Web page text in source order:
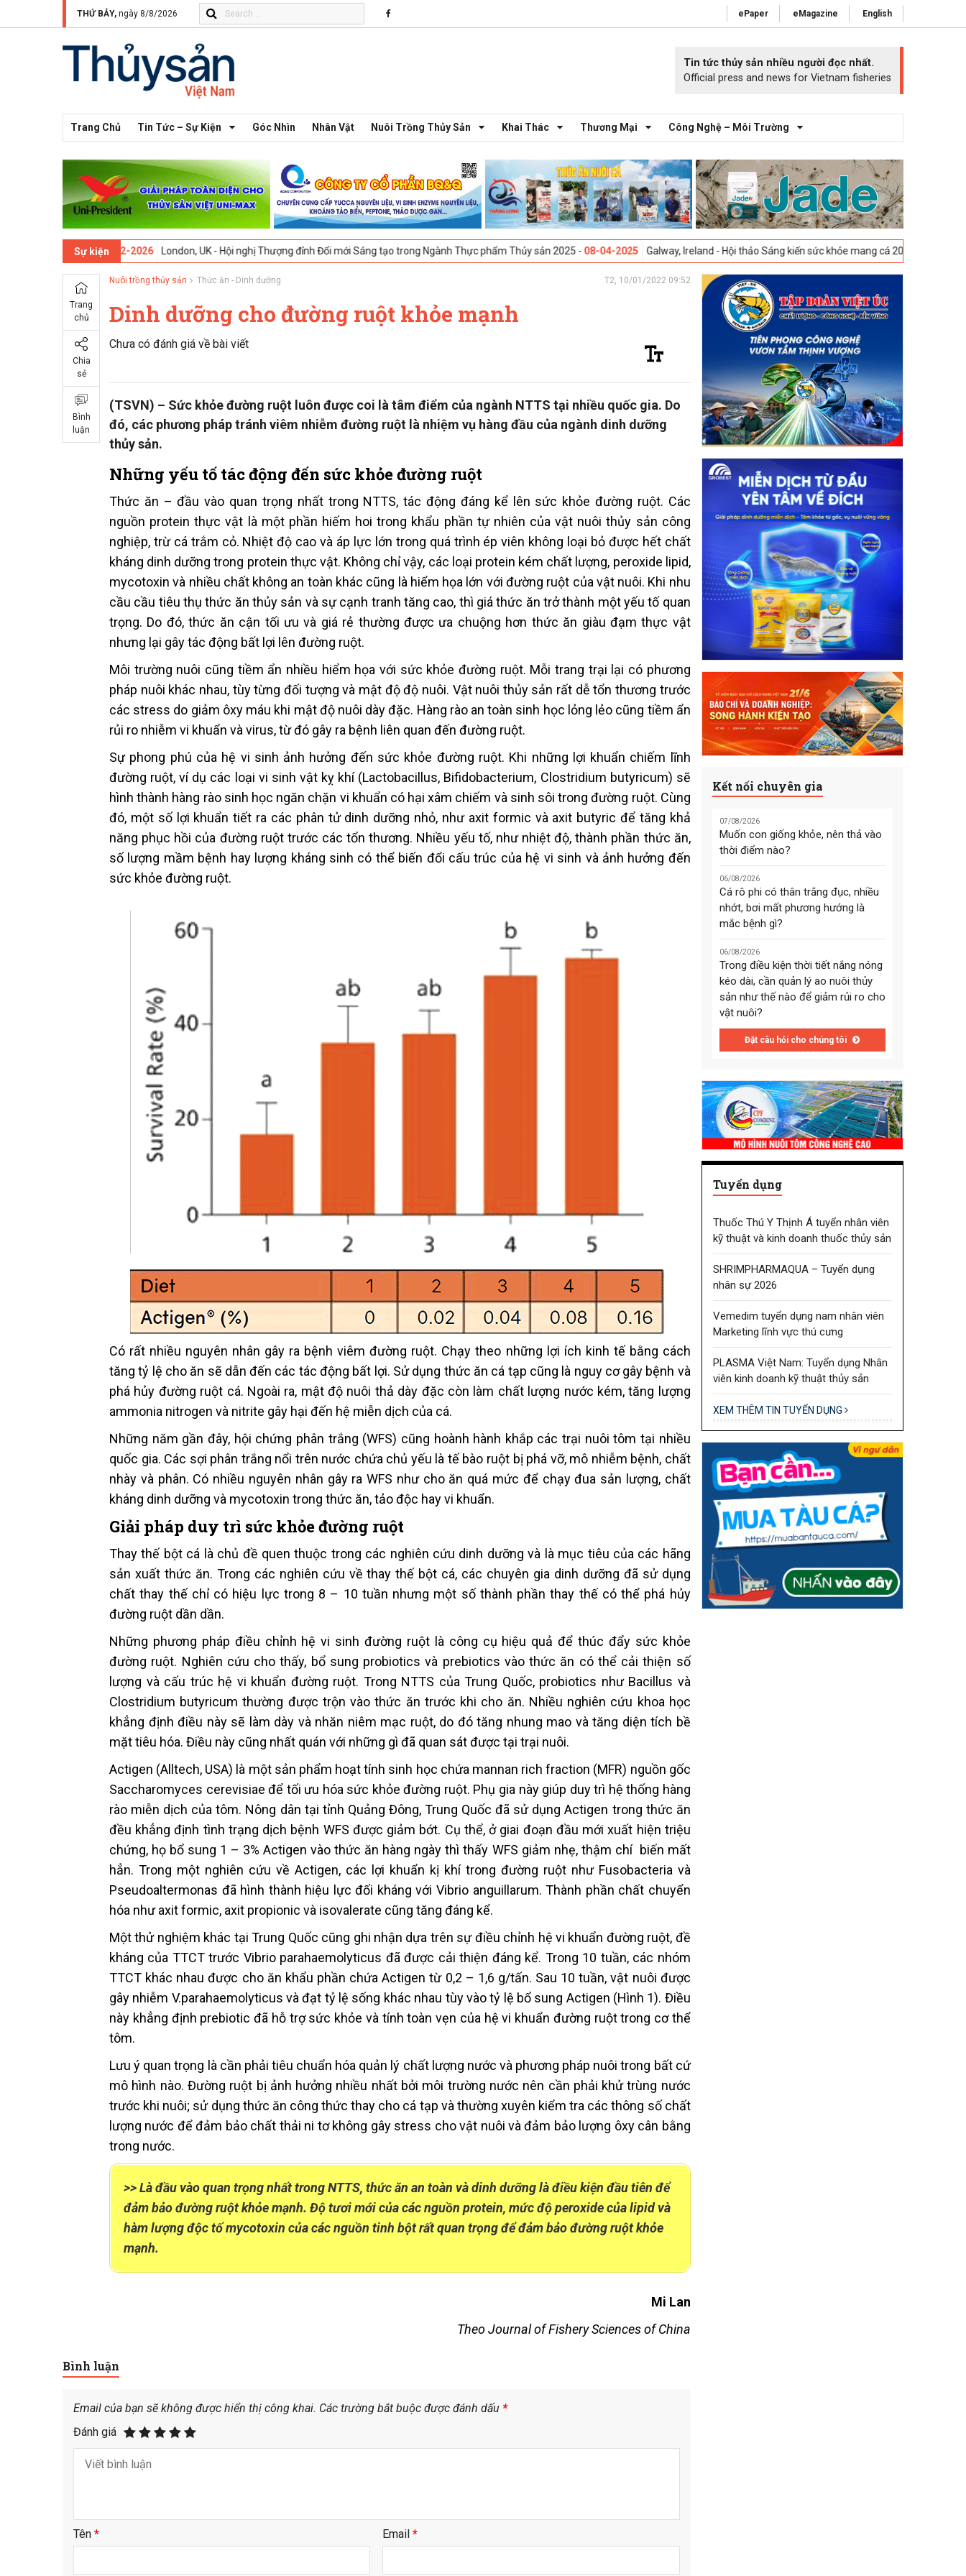
THỨ BẢY, ngày 8/8/2026 ePaper eMagazine English
Tin tức thủy sản nhiều người đọc nhất.
Official press and news for Vietnam fisheries
Trang Chủ Tin Tức – Sự Kiện Góc Nhìn Nhân Vật Nuôi Trồng Thủy Sản Khai Thác Thương Mại Công Nghệ – Môi Trường
Sự kiện
London, UK - Hội nghị Thượng đỉnh Đổi mới Sáng tạo trong Ngành Thực phẩm Thủy sản 2025 -08-04-2025 Galway, Ireland - Hội thảo Sáng kiến sức khỏe mang cá 2025 -23-04-2025 Vigo, Tây
Trang
chủ
Chia
sẻ
Bình
luận
Nuôi trồng thủy sản Thức ăn - Dinh dưỡng T2, 10/01/2022 09:52
Dinh dưỡng cho đường ruột khỏe mạnh
Chưa có đánh giá về bài viết
(TSVN) – Sức khỏe đường ruột luôn được coi là tâm điểm của ngành NTTS tại nhiều quốc gia. Do
đó, các phương pháp tránh viêm nhiễm đường ruột là nhiệm vụ hàng đầu của ngành dinh dưỡng
thủy sản.
Những yếu tố tác động đến sức khỏe đường ruột
Thức ăn – đầu vào quan trọng nhất trong NTTS, tác động đáng kể lên sức khỏe đường ruột. Các
nguồn protein thực vật là một phần hiếm hoi trong khẩu phần tự nhiên của vật nuôi thủy sản công
nghiệp, trừ cá trắm cỏ. Nhiệt độ cao và áp lực lớn trong quá trình ép viên không loại bỏ được hết chất
kháng dinh dưỡng trong protein thực vật. Không chỉ vậy, các loại protein kém chất lượng, peroxide lipid,
mycotoxin và nhiều chất không an toàn khác cũng là hiểm họa lớn với đường ruột của vật nuôi. Khi nhu
cầu cầu tiêu thụ thức ăn thủy sản và sự cạnh tranh tăng cao, thì giá thức ăn trở thành một yếu tố quan
trọng. Do đó, thức ăn cận tối ưu và giá rẻ thường được ưa chuộng hơn thức ăn giàu đạm thực vật
nhưng lại gây tác động bất lợi lên đường ruột.
Môi trường nuôi cũng tiềm ẩn nhiều hiểm họa với sức khỏe đường ruột. Mỗi trang trại lại có phương
pháp nuôi khác nhau, tùy từng đối tượng và mật độ độ nuôi. Vật nuôi thủy sản rất dễ tổn thương trước
các stress do giảm ôxy máu khi mật độ nuôi dày đặc. Hàng rào an toàn sinh học lỏng lẻo cũng tiềm ẩn
rủi ro nhiễm vi khuẩn và virus, từ đó gây ra bệnh liên quan đến đường ruột.
Sự phong phú của hệ vi sinh ảnh hưởng đến sức khỏe đường ruột. Khi những lợi khuẩn chiếm lĩnh
đường ruột, ví dụ các loại vi sinh vật kỵ khí (Lactobacillus, Bifidobacterium, Clostridium butyricum) sẽ
hình thành hàng rào sinh học ngăn chặn vi khuẩn có hại xâm chiếm và sinh sôi trong đường ruột. Cùng
đó, một số lợi khuẩn tiết ra các phân tử dinh dưỡng nhỏ, như axit formic và axit butyric để tăng khả
năng phục hồi của đường ruột trước các tổn thương. Nhiều yếu tố, như nhiệt độ, thành phần thức ăn,
số lượng mầm bệnh hay lượng kháng sinh có thể biến đổi cấu trúc của hệ vi sinh và ảnh hưởng đến
sức khỏe đường ruột.
Có rất nhiều nguyên nhân gây ra bệnh viêm đường ruột. Chạy theo những lợi ích kinh tế bằng cách
tăng tỷ lệ cho ăn sẽ dẫn đến các tác động bất lợi. Sử dụng thức ăn cá tạp cũng là nguy cơ gây bệnh và
phá hủy đường ruột cá. Ngoài ra, mật độ nuôi thả dày đặc còn làm chất lượng nước kém, tăng lượng
ammonia nitrogen và nitrite gây hại đến hệ miễn dịch của cá.
Những năm gần đây, hội chứng phân trắng (WFS) cũng hoành hành khắp các trại nuôi tôm tại nhiều
quốc gia. Các sợi phân trắng nổi trên nước chứa chủ yếu là tế bào ruột bị phá vỡ, mô nhiễm bệnh, chất
nhày và phân. Có nhiều nguyên nhân gây ra WFS như cho ăn quá mức để chạy đua sản lượng, chất
kháng dinh dưỡng và mycotoxin trong thức ăn, tảo độc hay vi khuẩn.
Giải pháp duy trì sức khỏe đường ruột
Thay thế bột cá là chủ đề quen thuộc trong các nghiên cứu dinh dưỡng và là mục tiêu của các hãng
sản xuất thức ăn. Trong các nghiên cứu về thay thế bột cá, các chuyên gia dinh dưỡng đã sử dụng
chất thay thế chỉ có hiệu lực trong 8 – 10 tuần nhưng một số thành phần thay thế có thể phá hủy
đường ruột dần dần.
Những phương pháp điều chỉnh hệ vi sinh đường ruột là công cụ hiệu quả để thúc đẩy sức khỏe
đường ruột. Nghiên cứu cho thấy, bổ sung probiotics và prebiotics vào thức ăn có thể cải thiện số
lượng và cấu trúc hệ vi khuẩn đường ruột. Trong NTTS của Trung Quốc, probiotics như Bacillus và
Clostridium butyricum thường được trộn vào thức ăn trước khi cho ăn. Nhiều nghiên cứu khoa học
khẳng định điều này sẽ làm dày và nhăn niêm mạc ruột, do đó tăng nhung mao và tăng diện tích bề
mặt tiêu hóa. Điều này cũng nhất quán với những gì đã quan sát được tại trại nuôi.
Actigen (Alltech, USA) là một sản phẩm hoạt tính sinh học chứa mannan rich fraction (MFR) nguồn gốc
Saccharomyces cerevisiae để tối ưu hóa sức khỏe đường ruột. Phụ gia này giúp duy trì hệ thống hàng
rào miễn dịch của tôm. Nông dân tại tỉnh Quảng Đông, Trung Quốc đã sử dụng Actigen trong thức ăn
đều khẳng định tình trạng dịch bệnh WFS được giảm bớt. Cụ thể, ở giai đoạn đầu mới xuất hiện triệu
chứng, họ bổ sung 1 – 3% Actigen vào thức ăn hàng ngày thì thấy WFS giảm nhẹ, thậm chí biến mất
hẳn. Trong một nghiên cứu về Actigen, các lợi khuẩn kị khí trong đường ruột như Fusobacteria và
Pseudoaltermonas đã hình thành hiệu lực đối kháng với Vibrio anguillarum. Thành phần chất chuyển
hóa như axit formic, axit propionic và isovalerate cũng tăng đáng kể.
Một thử nghiệm khác tại Trung Quốc cũng ghi nhận dựa trên sự điều chỉnh hệ vi khuẩn đường ruột, đề
kháng của TTCT trước Vibrio parahaemolyticus đã được cải thiện đáng kể. Trong 10 tuần, các nhóm
TTCT khác nhau được cho ăn khẩu phần chứa Actigen từ 0,2 – 1,6 g/tấn. Sau 10 tuần, vật nuôi được
gây nhiễm V.parahaemolyticus và đạt tỷ lệ sống khác nhau tùy vào tỷ lệ bổ sung Actigen (Hình 1). Điều
này khẳng định prebiotic đã hỗ trợ sức khỏe và tính toàn vẹn của hệ vi khuẩn đường ruột trong cơ thể
tôm.
Lưu ý quan trọng là cần phải tiêu chuẩn hóa quản lý chất lượng nước và phương pháp nuôi trong bất cứ
mô hình nào. Đường ruột bị ảnh hưởng nhiều nhất bởi môi trường nước nên cần phải khử trùng nước
trước khi nuôi; sử dụng thức ăn công thức thay cho cá tạp và thường xuyên kiểm tra các thông số chất
lượng nước để đảm bảo chất thải ni tơ không gây stress cho vật nuôi và đảm bảo lượng ôxy cân bằng
trong nước.
>> Là đầu vào quan trọng nhất trong NTTS, thức ăn an toàn và dinh dưỡng là điều kiện đầu tiên để
đảm bảo đường ruột khỏe mạnh. Độ tươi mới của các nguồn protein, mức độ peroxide của lipid và
hàm lượng độc tố mycotoxin của các nguồn tinh bột rất quan trọng để đảm bảo đường ruột khỏe
mạnh.
Mi Lan
Theo Journal of Fishery Sciences of China
Bình luận
Email của bạn sẽ không được hiển thị công khai. Các trường bắt buộc được đánh dấu *
Đánh giá
Tên * Email*
Kết nối chuyên gia
07/08/2026
Muốn con giống khỏe, nên thả vào
thời điểm nào?
06/08/2026
Cá rô phi có thân trắng đục, nhiều
nhớt, bơi mất phương hướng là
mắc bệnh gì?
06/08/2026
Trong điều kiện thời tiết nắng nóng
kéo dài, cần quản lý ao nuôi thủy
sản như thế nào để giảm rủi ro cho
vật nuôi?
Đặt câu hỏi cho chúng tôi
Tuyển dụng
Thuốc Thú Y Thịnh Á tuyển nhân viên
kỹ thuật và kinh doanh thuốc thủy sản
SHRIMPHARMAQUA – Tuyển dụng
nhân sự 2026
Vemedim tuyển dụng nam nhân viên
Marketing lĩnh vực thú cưng
PLASMA Việt Nam: Tuyển dụng Nhân
viên kinh doanh kỹ thuật thủy sản
XEM THÊM TIN TUYỂN DỤNG